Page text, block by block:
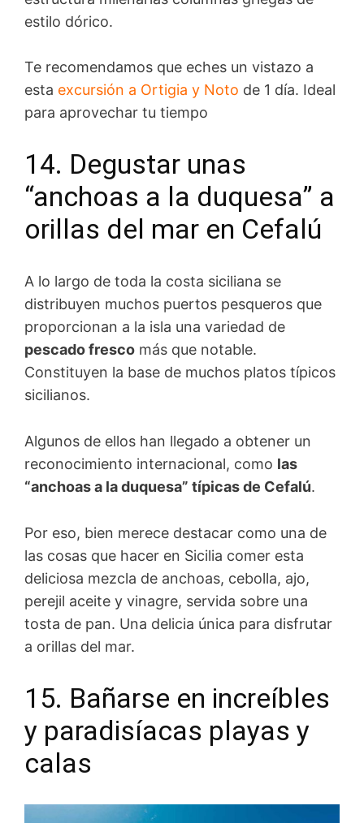
estilo dórico.
Te recomendamos que eches un vistazo a
esta excursión a Ortigia y Noto de 1 día. Ideal
para aprovechar tu tiempo
14. Degustar unas
“anchoas a la duquesa” a
orillas del mar en Cefalú
A lo largo de toda la costa siciliana se
distribuyen muchos puertos pesqueros que
proporcionan a la isla una variedad de
pescado fresco más que notable.
Constituyen la base de muchos platos típicos
sicilianos.
Algunos de ellos han llegado a obtener un
reconocimiento internacional, como las
“anchoas a la duquesa” típicas de Cefalú.
Por eso, bien merece destacar como una de
las cosas que hacer en Sicilia comer esta
deliciosa mezcla de anchoas, cebolla, ajo,
perejil aceite y vinagre, servida sobre una
tosta de pan. Una delicia única para disfrutar
a orillas del mar.
15. Bañarse en increíbles
y paradisíacas playas y
calas